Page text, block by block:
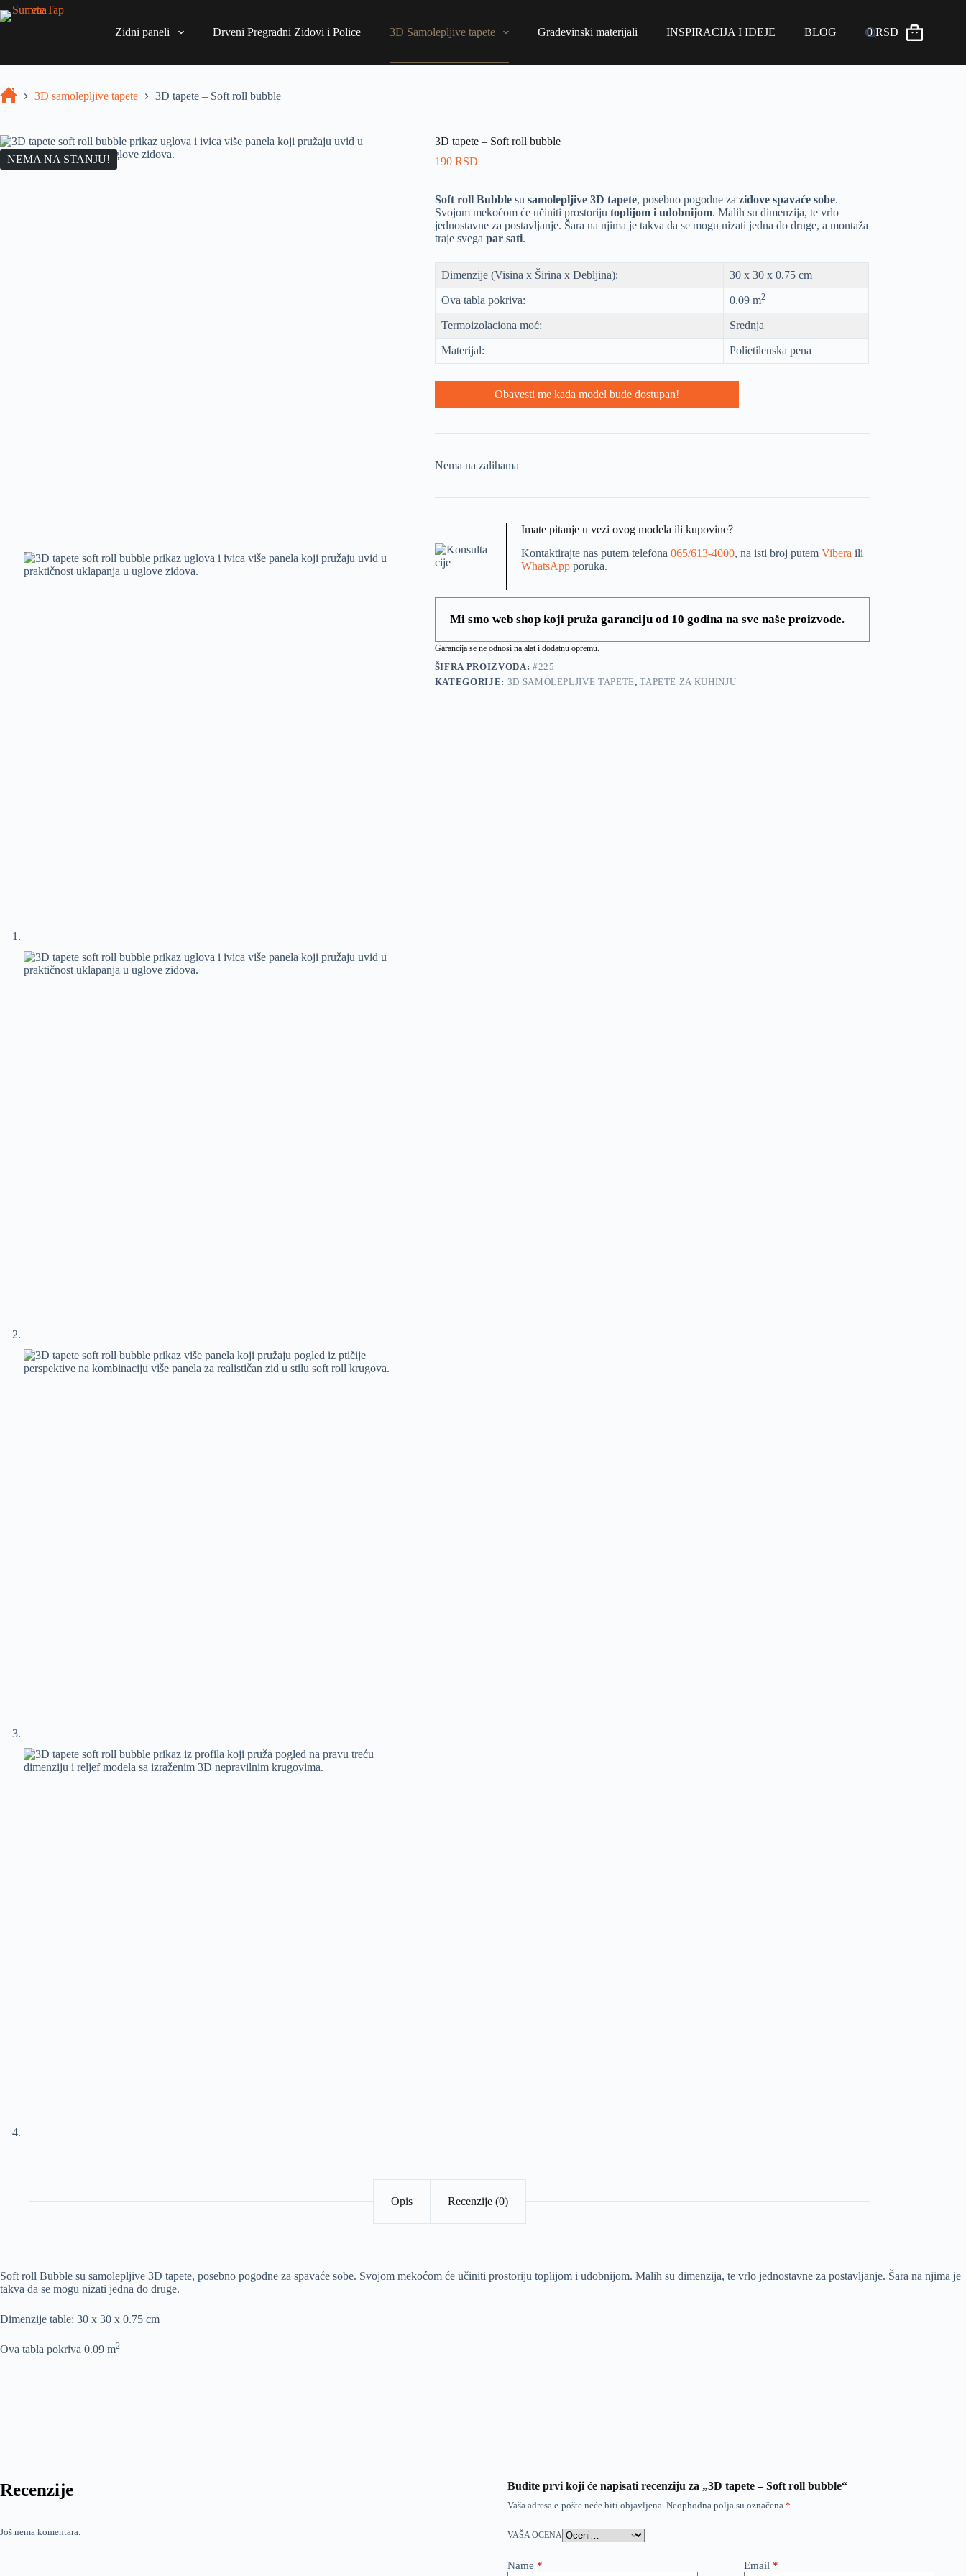
Zidni paneli Drveni Pregradni Zidovi i Police 3D Samolepljive tapete Građevinski materijali INSPIRACIJA I IDEJE BLOG 0RSD
3D samolepljive tapete 3D tapete – Soft roll bubble
NEMA NA STANJU!
3D tapete – Soft roll bubble
190 RSD
Soft roll Bubblesu samolepljive 3D tapete, posebno pogodne za zidove spavaće sobe.
Svojom mekoćom će učiniti prostoriju toplijom i udobnijom. Malih su dimenzija, te vrlo
jednostavne za postavljanje. Šara na njima je takva da se mogu nizati jedna do druge, a montaža
traje svega par sati.
Dimenzije (Visina x Širina x Debljina): 30 x 30 x 0.75 cm
Ova tabla pokriva: 0.09 m2
Termoizolaciona moć: Srednja
Materijal: Polietilenska pena
Obavesti me kada model bude dostupan!
Nema na zalihama
Imate pitanje u vezi ovog modela ili kupovine?
Kontaktirajte nas putem telefona 065/613-4000, na isti broj putem Vibera ili
WhatsApp poruka.
Mi smo web shop koji pruža garanciju od 10 godina na sve naše proizvode.
Garancija se ne odnosi na alat i dodatnu opremu.
ŠIFRA PROIZVODA: #225
KATEGORIJE: 3D SAMOLEPLJIVE TAPETE,TAPETE ZA KUHINJU
Opis Recenzije (0)
Soft roll Bubble su samolepljive 3D tapete, posebno pogodne za spavaće sobe. Svojom mekoćom će učiniti prostoriju toplijom i udobnijom. Malih su dimenzija, te vrlo jednostavne za postavljanje. Šara na njima je
takva da se mogu nizati jedna do druge.
Dimenzije table: 30 x 30 x 0.75 cm
Ova tabla pokriva 0.09 m2
Recenzije
Još nema komentara.
Budite prvi koji će napisati recenziju za „3D tapete – Soft roll bubble“
Vaša adresa e-pošte neće biti objavljena. Neophodna polja su označena *
VAŠA OCENA
Name * Email *